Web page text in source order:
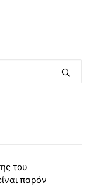
του
παρόν